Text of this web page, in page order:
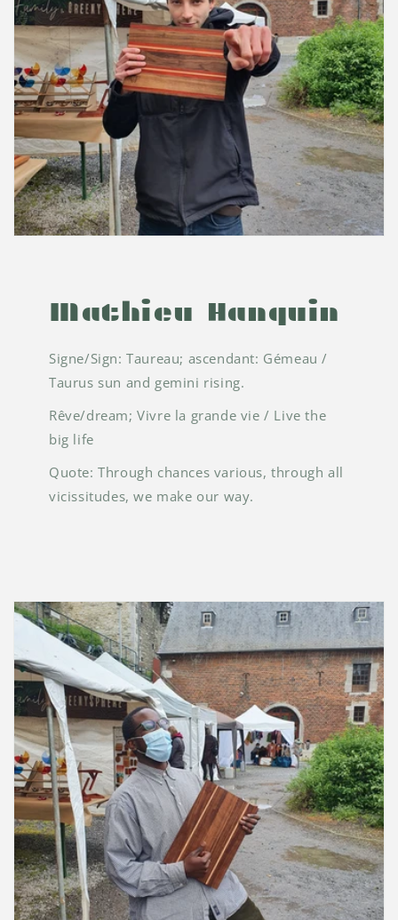
Mathieu Hanquin
Signe/Sign: Taureau; ascendant: Gémeau /
Taurus sun and gemini rising.
Rêve/dream; Vivre la grande vie / Live the
big life
Quote: Through chances various, through all
vicissitudes, we make our way.